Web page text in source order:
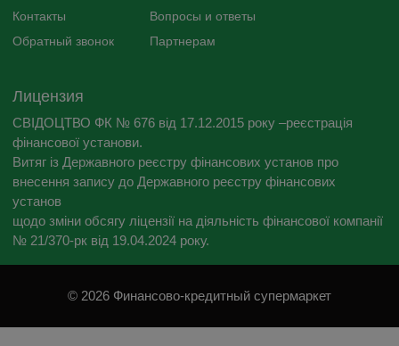
Контакты
Обратный звонок
Вопросы и ответы
Партнерам
Лицензия
СВІДОЦТВО ФК № 676 від 17.12.2015 року –реєстрація
фінансової установи.
Витяг із Державного реєстру фінансових установ про
внесення запису до Державного реєстру фінансових
установ
щодо зміни обсягу ліцензії на діяльність фінансової компанії
№ 21/370-рк від 19.04.2024 року.
© 2026 Финансово-кредитный супермаркет